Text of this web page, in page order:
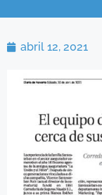
abril 12, 2021